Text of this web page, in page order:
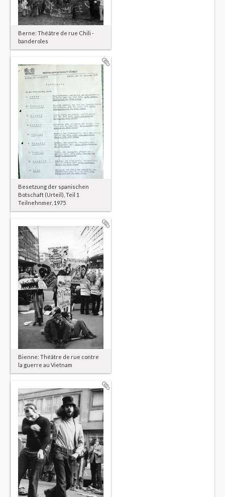
Berne: Théâtre de rue Chili -
banderoles
Besetzung der spanischen
Botschaft (Urteil), Teil 1
Teilnehnmer, 1975
Bienne: Théâtre de rue contre
la guerre au Vietnam